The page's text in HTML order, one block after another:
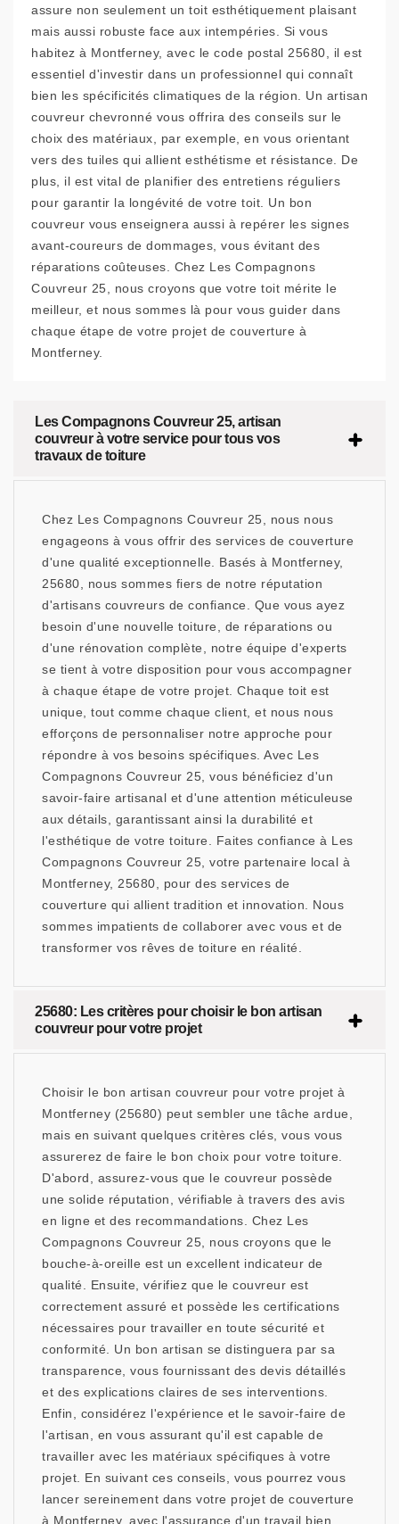
assure non seulement un toit esthétiquement plaisant
mais aussi robuste face aux intempéries. Si vous
habitez à Montferney, avec le code postal 25680, il est
essentiel d'investir dans un professionnel qui connaît
bien les spécificités climatiques de la région. Un artisan
couvreur chevronné vous offrira des conseils sur le
choix des matériaux, par exemple, en vous orientant
vers des tuiles qui allient esthétisme et résistance. De
plus, il est vital de planifier des entretiens réguliers
pour garantir la longévité de votre toit. Un bon
couvreur vous enseignera aussi à repérer les signes
avant-coureurs de dommages, vous évitant des
réparations coûteuses. Chez Les Compagnons
Couvreur 25, nous croyons que votre toit mérite le
meilleur, et nous sommes là pour vous guider dans
chaque étape de votre projet de couverture à
Montferney.
Les Compagnons Couvreur 25, artisan
couvreur à votre service pour tous vos
travaux de toiture
Chez Les Compagnons Couvreur 25, nous nous
engageons à vous offrir des services de couverture
d'une qualité exceptionnelle. Basés à Montferney,
25680, nous sommes fiers de notre réputation
d'artisans couvreurs de confiance. Que vous ayez
besoin d'une nouvelle toiture, de réparations ou
d'une rénovation complète, notre équipe d'experts
se tient à votre disposition pour vous accompagner
à chaque étape de votre projet. Chaque toit est
unique, tout comme chaque client, et nous nous
efforçons de personnaliser notre approche pour
répondre à vos besoins spécifiques. Avec Les
Compagnons Couvreur 25, vous bénéficiez d'un
savoir-faire artisanal et d'une attention méticuleuse
aux détails, garantissant ainsi la durabilité et
l'esthétique de votre toiture. Faites confiance à Les
Compagnons Couvreur 25, votre partenaire local à
Montferney, 25680, pour des services de
couverture qui allient tradition et innovation. Nous
sommes impatients de collaborer avec vous et de
transformer vos rêves de toiture en réalité.
25680: Les critères pour choisir le bon artisan
couvreur pour votre projet
Choisir le bon artisan couvreur pour votre projet à
Montferney (25680) peut sembler une tâche ardue,
mais en suivant quelques critères clés, vous vous
assurerez de faire le bon choix pour votre toiture.
D'abord, assurez-vous que le couvreur possède
une solide réputation, vérifiable à travers des avis
en ligne et des recommandations. Chez Les
Compagnons Couvreur 25, nous croyons que le
bouche-à-oreille est un excellent indicateur de
qualité. Ensuite, vérifiez que le couvreur est
correctement assuré et possède les certifications
nécessaires pour travailler en toute sécurité et
conformité. Un bon artisan se distinguera par sa
transparence, vous fournissant des devis détaillés
et des explications claires de ses interventions.
Enfin, considérez l'expérience et le savoir-faire de
l'artisan, en vous assurant qu'il est capable de
travailler avec les matériaux spécifiques à votre
projet. En suivant ces conseils, vous pourrez vous
lancer sereinement dans votre projet de couverture
à Montferney, avec l'assurance d'un travail bien